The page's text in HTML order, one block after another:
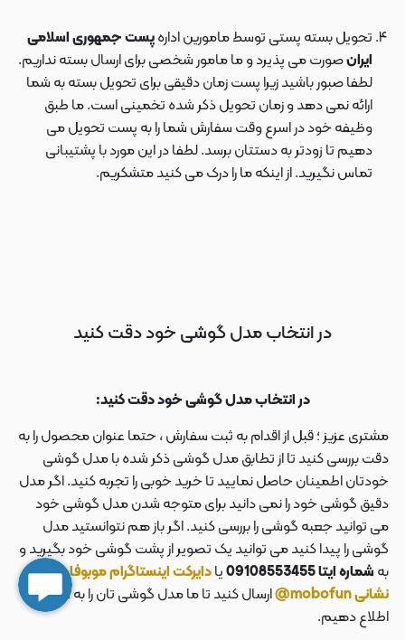
تحویل بسته پستی توسط مامورین ادارهپست جمهوری اسلامی
ایرانصورت می پذیرد و ما مامور شخصی برای ارسال بسته نداریم.
لطفا صبور باشید زیرا پست زمان دقیقی برای تحویل بسته به شما
ارائه نمی دهد و زمان تحویل ذکر شده تخمینی است. ما طبق
وظیفه خود در اسرع وقت سفارش شما را به پست تحویل می
دهیم تا زودتر به دستتان برسد. لطفا در این مورد با پشتیبانی
تماس نگیرید. از اینکه ما را درک می کنید متشکریم.
در انتخاب مدل گوشی خود دقت کنید
در انتخاب مدل گوشی خود دقت کنید:
مشتری عزیز ؛ قبل از اقدام به ثبت سفارش ، حتما عنوان محصول را به
دقت بررسی کنید تا از تطابق مدل گوشی ذکر شده با مدل گوشی
خودتان اطمینان حاصل نمایید تا خرید خوبی را تجربه کنید. اگر مدل
دقیق گوشی خود را نمی دانید برای متوجه شدن مدل گوشی خود
می توانید جعبه گوشی را بررسی کنید. اگر باز هم نتوانستید مدل
گوشی را پیدا کنید می توانید یک تصویر از پشت گوشی خود بگیرید و
به شماره ایتا 09108553455 یادایرکت اینستاگرام موبوفان به
نشانی mobofun@
ارسال کنید تا ما مدل گوشی تان را به شما
اطلاع دهیم.